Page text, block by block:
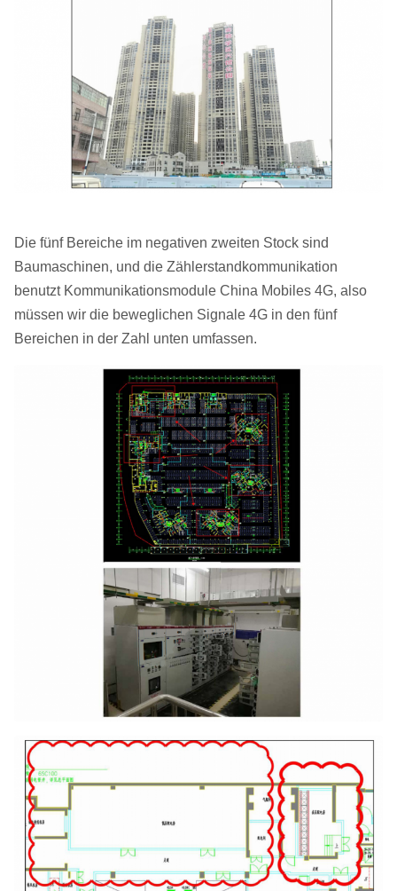
Die fünf Bereiche im negativen zweiten Stock sind
Baumaschinen, und die Zählerstandkommunikation
benutzt Kommunikationsmodule China Mobiles 4G, also
müssen wir die beweglichen Signale 4G in den fünf
Bereichen in der Zahl unten umfassen.